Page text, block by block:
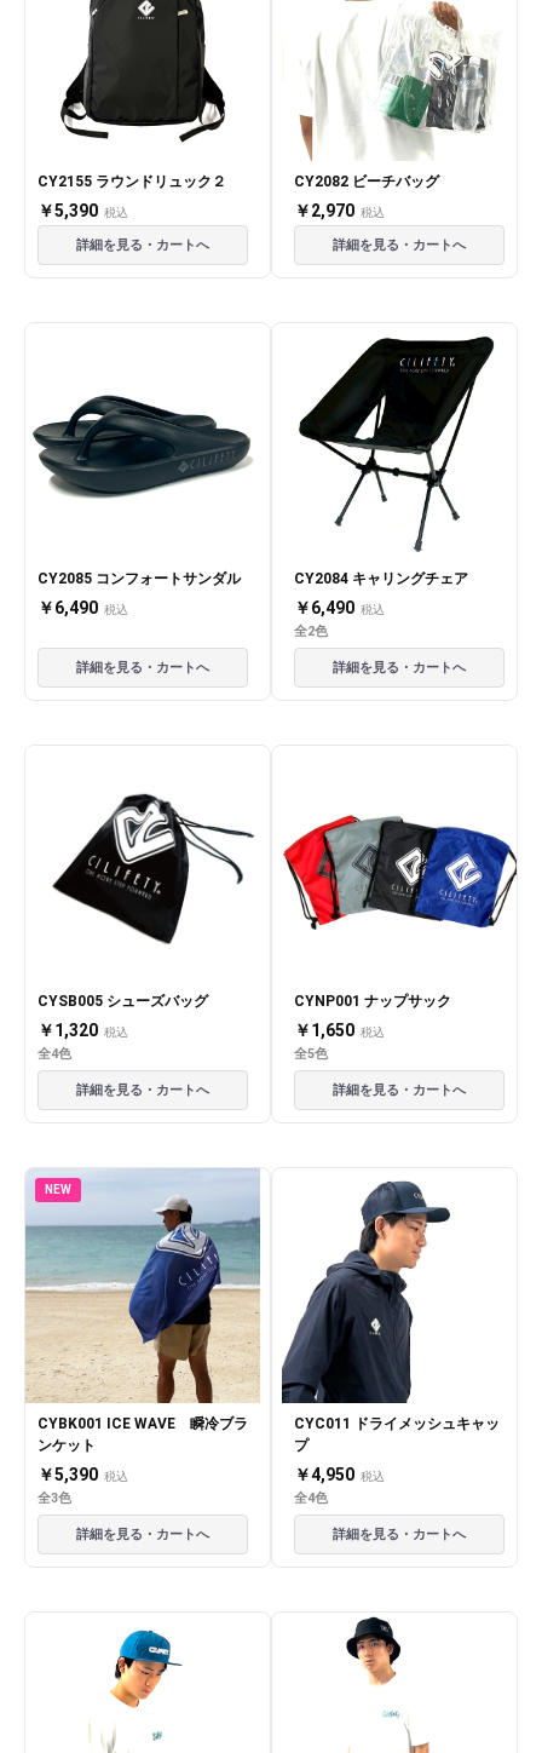
CY2155 ラウンドリュック２
￥5,390 税込
詳細を見る・カートへ
CY2082 ビーチバッグ
￥2,970 税込
詳細を見る・カートへ
CY2085 コンフォートサンダル
￥6,490 税込
詳細を見る・カートへ
CY2084 キャリングチェア
￥6,490 税込
全2色
詳細を見る・カートへ
CYSB005 シューズバッグ
￥1,320 税込
全4色
詳細を見る・カートへ
CYNP001 ナップサック
￥1,650 税込
全5色
詳細を見る・カートへ
NEW
CYBK001 ICE WAVE 瞬冷ブラ
ンケット
￥5,390 税込
全3色
詳細を見る・カートへ
CYC011 ドライメッシュキャッ
プ
￥4,950 税込
全4色
詳細を見る・カートへ